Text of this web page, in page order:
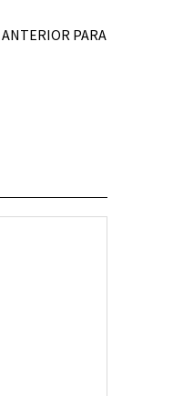
ANTERIOR PARA